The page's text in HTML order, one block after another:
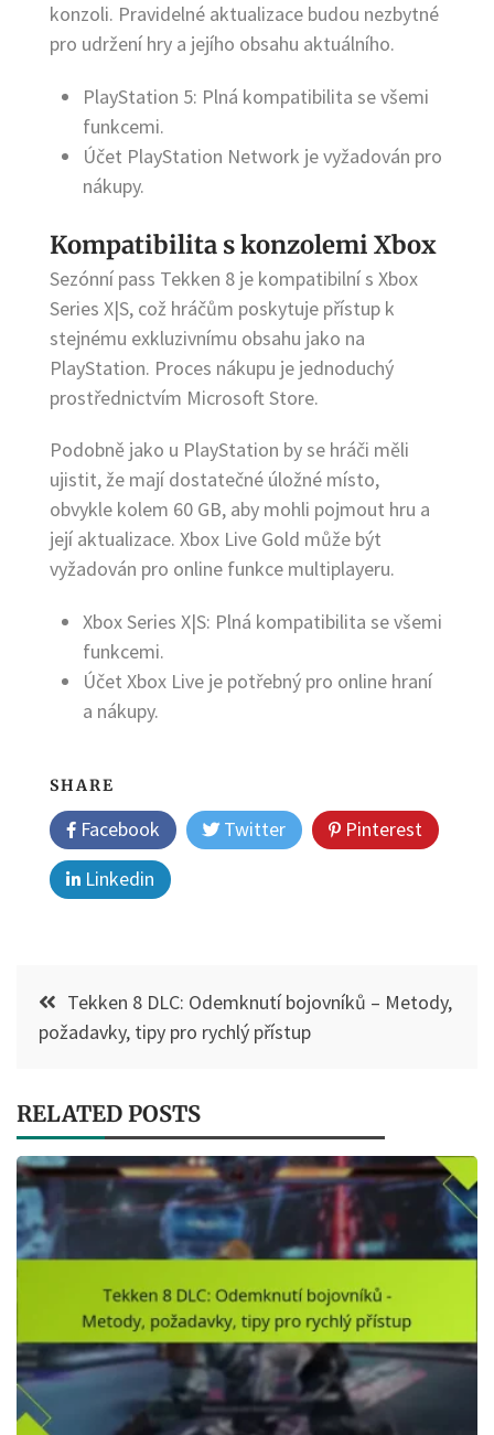
konzoli. Pravidelné aktualizace budou nezbytné
pro udržení hry a jejího obsahu aktuálního.
PlayStation 5: Plná kompatibilita se všemi
funkcemi.
Účet PlayStation Network je vyžadován pro
nákupy.
Kompatibilita s konzolemi Xbox
Sezónní pass Tekken 8 je kompatibilní s Xbox
Series X|S, což hráčům poskytuje přístup k
stejnému exkluzivnímu obsahu jako na
PlayStation. Proces nákupu je jednoduchý
prostřednictvím Microsoft Store.
Podobně jako u PlayStation by se hráči měli
ujistit, že mají dostatečné úložné místo,
obvykle kolem 60 GB, aby mohli pojmout hru a
její aktualizace. Xbox Live Gold může být
vyžadován pro online funkce multiplayeru.
Xbox Series X|S: Plná kompatibilita se všemi
funkcemi.
Účet Xbox Live je potřebný pro online hraní
a nákupy.
SHARE
Facebook Twitter
Pinterest
Linkedin
Post
navigation
Tekken 8 DLC: Odemknutí bojovníků – Metody,
požadavky, tipy pro rychlý přístup
RELATED POSTS